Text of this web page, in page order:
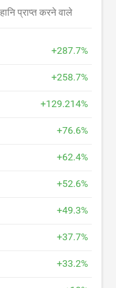
हानि प्राप्त करने वाले
+287.7%
+258.7%
+129.214%
+76.6%
+62.4%
+52.6%
+49.3%
+37.7%
+33.2%